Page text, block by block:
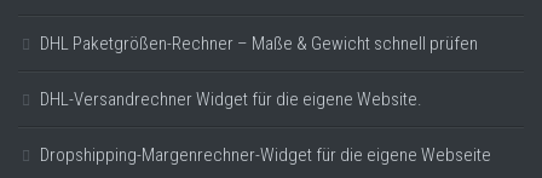
DHL Paketgrößen-Rechner – Maße & Gewicht schnell prüfen
DHL-Versandrechner Widget für die eigene Website.
Dropshipping-Margenrechner-Widget für die eigene Webseite